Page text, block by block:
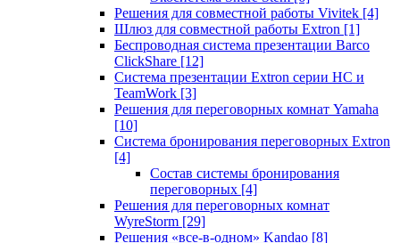
Решения для совместной работы Vivitek [4]
Шлюз для совместной работы Extron [1]
Беспроводная система презентации Barco
ClickShare [12]
Система презентации Extron серии HC и
TeamWork [3]
Решения для переговорных комнат Yamaha
[10]
Система бронирования переговорных Extron
[4]
Состав системы бронирования
переговорных [4]
Решения для переговорных комнат
WyreStorm [29]
Решения «все-в-одном» Kandao [8]